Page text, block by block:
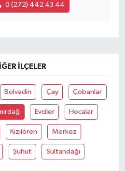
0 (272) 442 43 44
İLÇELER
Bolvadin Çay Çobanlar
Evciler Hocalar
Kızılören Merkez
Şuhut Sultandağı